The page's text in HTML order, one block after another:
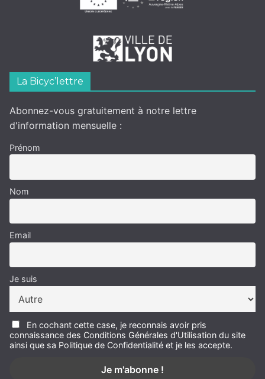
La Bicyc’lettre
Abonnez-vous gratuitement à notre lettre
d'information mensuelle :
Prénom
Nom
Email
Je suis
En cochant cette case, je reconnais avoir pris
connaissance des Conditions Générales d'Utilisation du site
ainsi que sa Politique de Confidentialité et je les accepte.